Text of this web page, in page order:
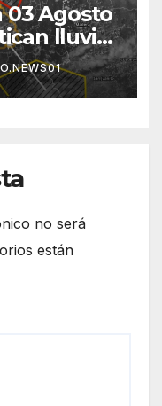
03 Agosto
lluvias
noche;
no será
están